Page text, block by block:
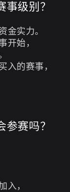
级别？
金实力。
开始，
入的赛事，
赛吗？
入，